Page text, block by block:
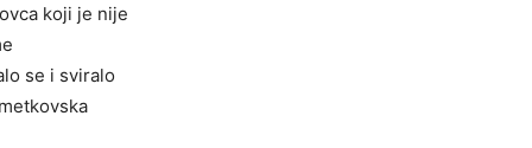
koji je nije
se i sviralo